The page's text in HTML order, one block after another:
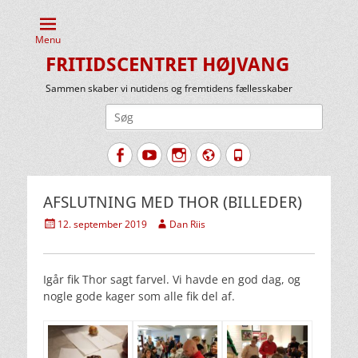
Menu
FRITIDSCENTRET HØJVANG
Sammen skaber vi nutidens og fremtidens fællesskaber
FacebookYouTubeInstagram
Website
Tlf.
AFSLUTNING MED THOR (BILLEDER)
Udgivet
12. september 2019 Forfatter
Dan Riis
Igår fik Thor sagt farvel. Vi havde en god dag, og
nogle gode kager som alle fik del af.